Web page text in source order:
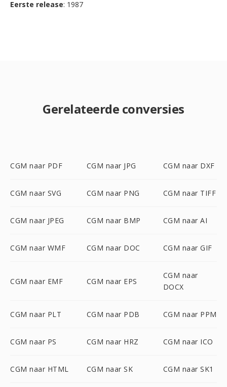
Eerste release: 1987
Gerelateerde conversies
CGM naar PDF CGM naar JPG CGM naar DXF
CGM naar SVG CGM naar PNG CGM naar TIFF
CGM naar JPEG CGM naar BMP CGM naar AI
CGM naar WMF CGM naar DOC CGM naar GIF
CGM naar EMF CGM naar EPS
CGM naar
DOCX
CGM naar PLT CGM naar PDB CGM naar PPM
CGM naar PS CGM naar HRZ CGM naar ICO
CGM naar HTML CGM naar SK CGM naar SK1